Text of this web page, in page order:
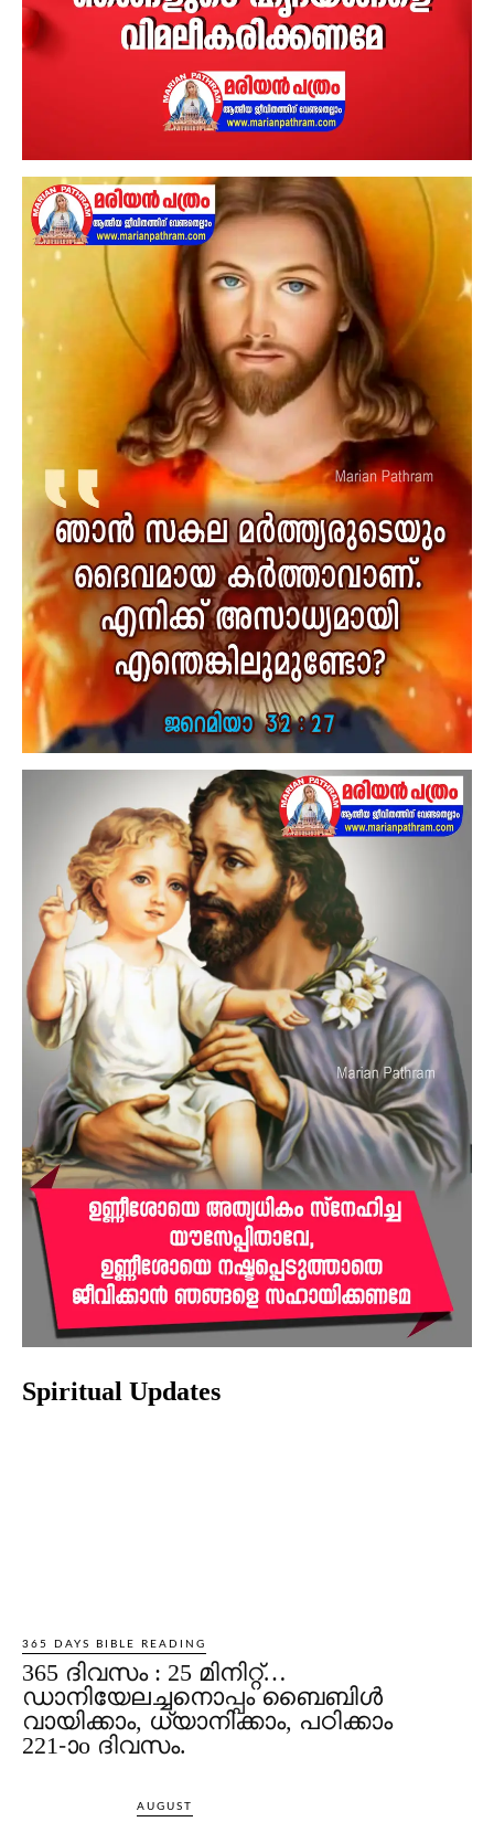
Spiritual Updates
365 DAYS BIBLE READING
365 ദിവസം : 25 മിനിറ്റ്…
ഡാനിയേലച്ചനൊപ്പം ബൈബിൾ
വായിക്കാം, ധ്യാനിക്കാം, പഠിക്കാം
221-ാo ദിവസം.
AUGUST